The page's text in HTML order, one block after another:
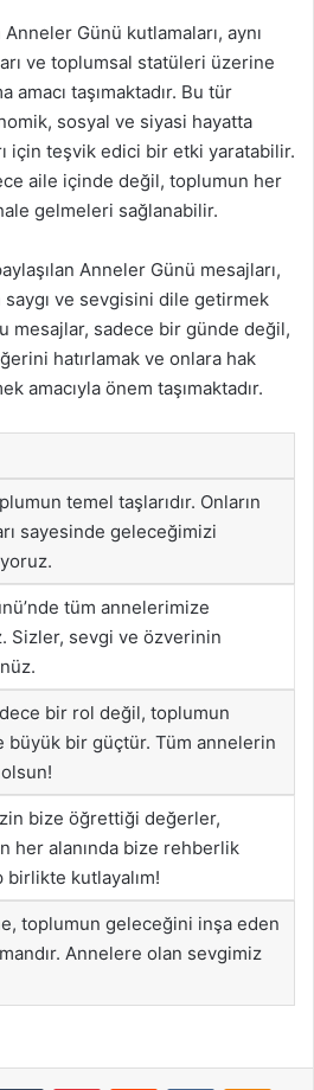
Günü kutlamaları, aynı
ve toplumsal statüleri üzerine
amacı taşımaktadır. Bu tür
sosyal ve siyasi hayatta
için teşvik edici bir etki yaratabilir.
aile içinde değil, toplumun her
gelmeleri sağlanabilir.
Anneler Günü mesajları,
ve sevgisini dile getirmek
mesajlar, sadece bir günde değil,
hatırlamak ve onlara hak
amacıyla önem taşımaktadır.
temel taşlarıdır. Onların
sayesinde geleceğimizi
tüm annelerimize
Sizler, sevgi ve özverinin
bir rol değil, toplumun
büyük bir güçtür. Tüm annelerin
bize öğrettiği değerler,
her alanında bize rehberlik
birlikte kutlayalım!
toplumun geleceğini inşa eden
Annelere olan sevgimiz